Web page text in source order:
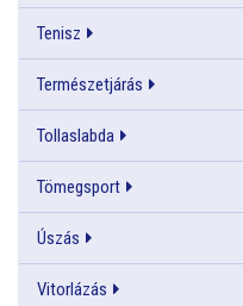
Tenisz
Természetjárás
Tollaslabda
Tömegsport
Úszás
Vitorlázás